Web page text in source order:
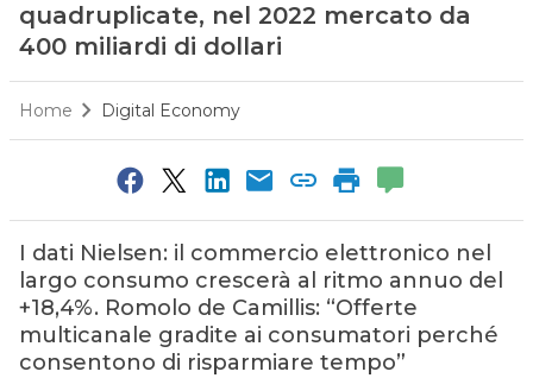
quadruplicate, nel 2022 mercato da
400 miliardi di dollari
Home Digital Economy
I dati Nielsen: il commercio elettronico nel
largo consumo crescerà al ritmo annuo del
+18,4%. Romolo de Camillis: “Offerte
multicanale gradite ai consumatori perché
consentono di risparmiare tempo”